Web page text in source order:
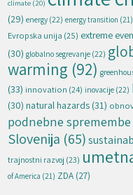
climate (20)
(29) energy (22) energy transition (21)
Evropska unija (25) extreme
(30) globalno segrevanje (22)
warming (92)
(33) innovation (24) inovacije (22)
(30) natural hazards (31)
podnebne spremembe
Slovenija (65)
trajnostni razvoj (23)
of America (21) ZDA (27)